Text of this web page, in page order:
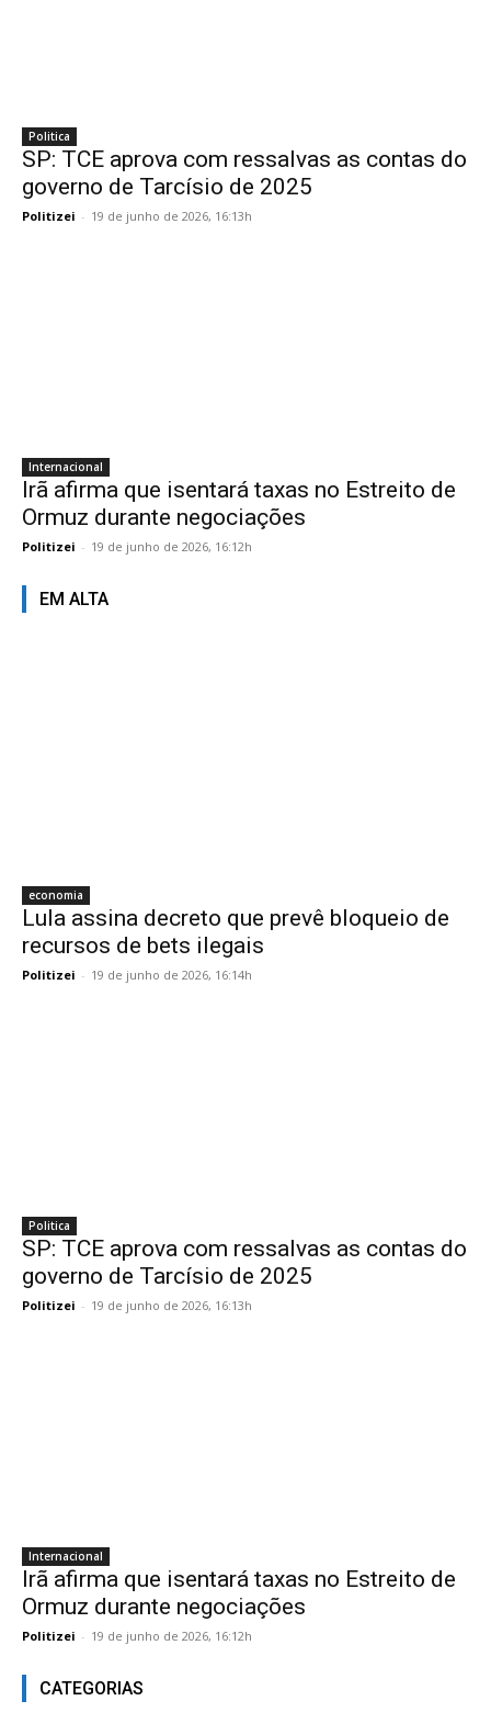
Politica
SP: TCE aprova com ressalvas as contas do
governo de Tarcísio de 2025
Politizei - 19 de junho de 2026, 16:13h
Internacional
Irã afirma que isentará taxas no Estreito de
Ormuz durante negociações
Politizei - 19 de junho de 2026, 16:12h
EM ALTA
economia
Lula assina decreto que prevê bloqueio de
recursos de bets ilegais
Politizei - 19 de junho de 2026, 16:14h
Politica
SP: TCE aprova com ressalvas as contas do
governo de Tarcísio de 2025
Politizei - 19 de junho de 2026, 16:13h
Internacional
Irã afirma que isentará taxas no Estreito de
Ormuz durante negociações
Politizei - 19 de junho de 2026, 16:12h
CATEGORIAS